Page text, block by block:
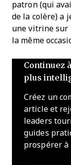
patron (qui
de la colère) a
une vitrine sur
la même
Continuez
plus
Créez un
article et
leaders
guides
prospérer à